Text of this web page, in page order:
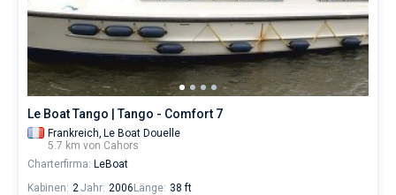
Liebhaber
erholsamen
Urlaubs
als
für
Segler,
sich
ihr
Le Boat Tango | Tango - Comfort 7
Frankreich, Le Boat Douelle
5.7 km von Cahors
Charterfirma: LeBoat
Kabinen: 2Jahr: 2006 Länge: 38 ft